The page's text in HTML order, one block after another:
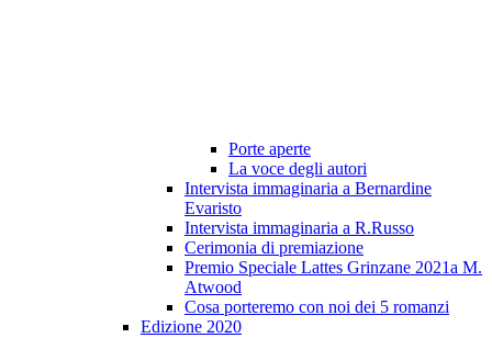
Porte aperte
La voce degli autori
Intervista immaginaria a Bernardine
Evaristo
Intervista immaginaria a R.Russo
Cerimonia di premiazione
Premio Speciale Lattes Grinzane 2021a M.
Atwood
Cosa porteremo con noi dei 5 romanzi
Edizione 2020